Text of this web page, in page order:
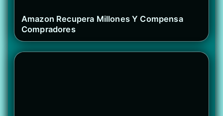
Amazon Recupera Millones Y Compensa
Compradores